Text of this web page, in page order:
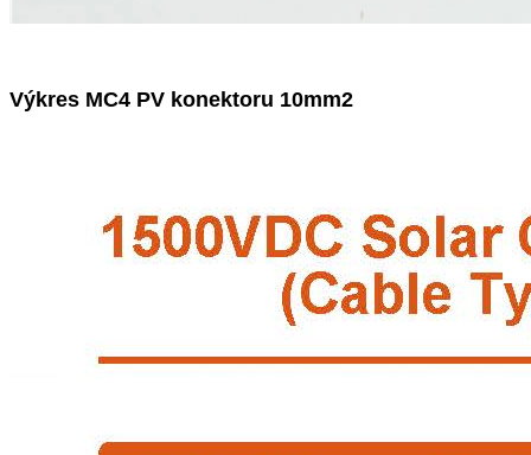
Výkres MC4 PV konektoru 10mm2